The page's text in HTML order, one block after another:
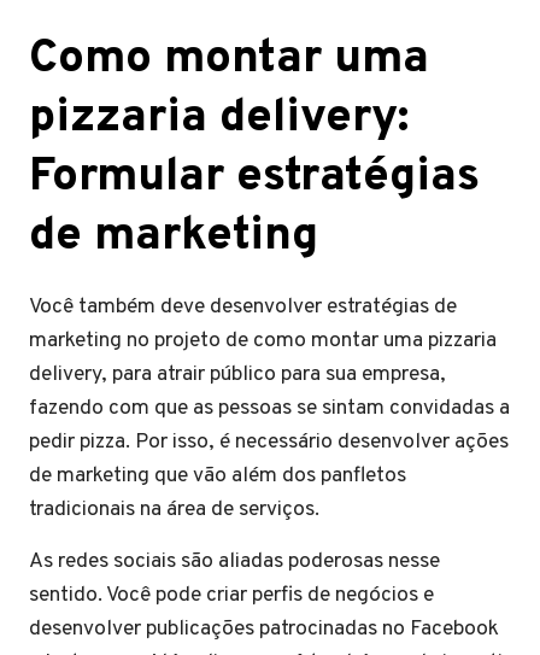
Como montar uma
pizzaria delivery:
Formular estratégias
de marketing
Você também deve desenvolver estratégias de
marketing no projeto de como montar uma pizzaria
delivery, para atrair público para sua empresa,
fazendo com que as pessoas se sintam convidadas a
pedir pizza. Por isso, é necessário desenvolver ações
de marketing que vão além dos panfletos
tradicionais na área de serviços.
As redes sociais são aliadas poderosas nesse
sentido. Você pode criar perfis de negócios e
desenvolver publicações patrocinadas no Facebook